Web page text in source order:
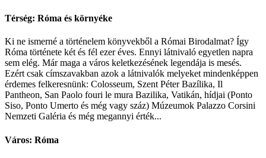
Térség: Róma és környéke
Ki ne ismerné a történelem könyvekből a Római Birodalmat? Így
Róma története két és fél ezer éves. Ennyi látnivaló egyetlen napra
sem elég. Már maga a város keletkezésének legendája is mesés.
Ezért csak címszavakban azok a látnivalók melyeket mindenképpen
érdemes felkeresnünk: Colosseum, Szent Péter Bazílika, Il
Pantheon, San Paolo fouri le mura Bazilika, Vatikán, hídjai (Ponto
Siso, Ponto Umerto és még vagy száz) Múzeumok Palazzo Corsini
Nemzeti Galéria és még megannyi érték...
Város: Róma